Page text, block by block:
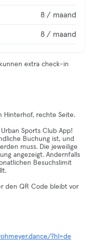
8 / maand
8 / maand
extra check-in
Hinterhof, rechte Seite.
Sports Club App!
Buchung ist, und
muss. Die jeweilige
angezeigt. Andernfalls
Besuchslimit
den QR Code bleibt vor
?hl=de